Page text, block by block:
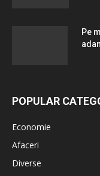
Pe
POPULAR
Economie
Afaceri
Diverse